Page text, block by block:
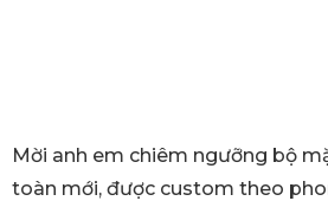
Mời anh em chiêm ngưỡng bộ
toàn mới, được custom theo